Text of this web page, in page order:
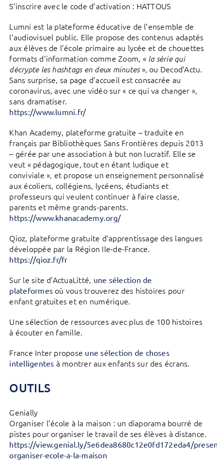
S’inscrire avec le code d’activation : HATTOUS
Lumni est la plateforme éducative de l’ensemble de
l’audiovisuel public. Elle propose des contenus adaptés
aux élèves de l’école primaire au lycée et de chouettes
formats d’information comme Zoom, « la série qui
décrypte les hashtags en deux minutes», ou Decod’Actu.
Sans surprise, sa page d’accueil est consacrée au
coronavirus, avec une vidéo sur « ce qui va changer »,
sans dramatiser.
https://www.lumni.fr/
Khan Academy, plateforme gratuite – traduite en
français par Bibliothèques Sans Frontières depuis 2013
– gérée par une association à but non lucratif. Elle se
veut « pédagogique, tout en étant ludique et
conviviale », et propose un enseignement personnalisé
aux écoliers, collégiens, lycéens, étudiants et
professeurs qui veulent continuer à faire classe,
parents et même grands-parents.
https://www.khanacademy.org/
Qioz, plateforme gratuite d’apprentissage des langues
développée par la Région Ile-de-France.
https://qioz.fr/fr
Sur le site d’ActuaLitté, une sélection de
plateformes où vous trouverez des histoires pour
enfant gratuites et en numérique.
Une sélection de ressources avec plus de 100 histoires
à écouter en famille.
France Inter propose une sélection de choses
intelligentes à montrer aux enfants sur des écrans.
OUTILS
Genially
Organiser l’école à la maison : un diaporama bourré de
pistes pour organiser le travail de ses élèves à distance.
https://view.genial.ly/5e6dea8680c12e0fd172eda4/
organiser-ecole-a-la-maison